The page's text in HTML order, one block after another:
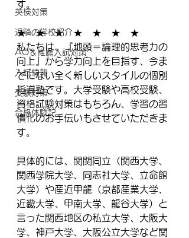
英検対策
近隣の学校紹介
AO＆推薦入試対策
入試情報
受験対策
合格体験記
す。
★　★　★　★　★　★　★
私たちは、『地頭＝論理的思考力の
向上』から学力向上を目指す、今ま
でにない全く新しいスタイルの個別
指導塾です。大学受験や高校受験、
資格試験対策はもちろん、学習の習
慣化のお手伝いもさせていただきま
す。
具体的には、関関同立（関西大学、
関西学院大学、同志社大学、立命館
大学）や産近甲龍（京都産業大学、
近畿大学、甲南大学、龍谷大学）と
言った関西地区の私立大学、大阪大
学、神戸大学、大阪公立大学など関